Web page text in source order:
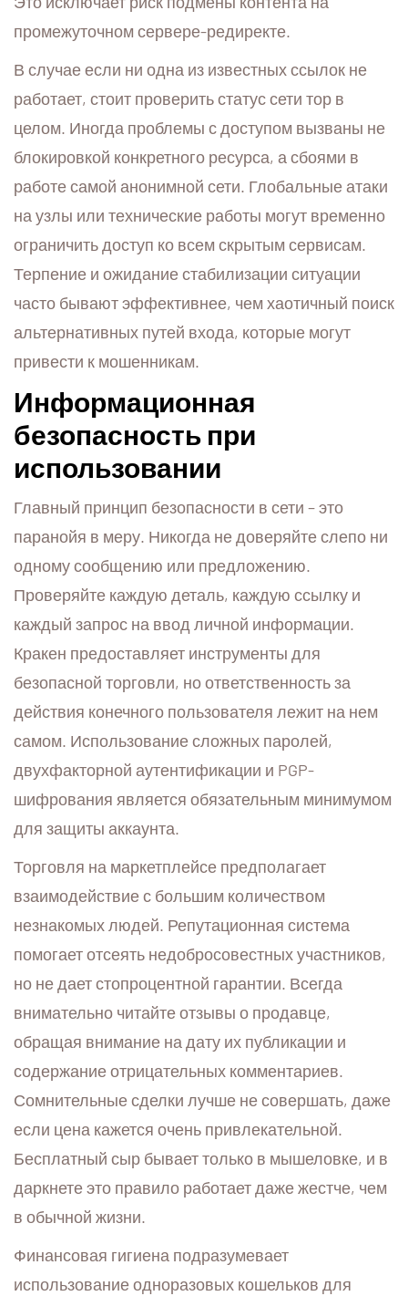
промежуточном сервере-редиректе.
В случае если ни одна из известных ссылок не
работает, стоит проверить статус сети тор в
целом. Иногда проблемы с доступом вызваны не
блокировкой конкретного ресурса, а сбоями в
работе самой анонимной сети. Глобальные атаки
на узлы или технические работы могут временно
ограничить доступ ко всем скрытым сервисам.
Терпение и ожидание стабилизации ситуации
часто бывают эффективнее, чем хаотичный поиск
альтернативных путей входа, которые могут
привести к мошенникам.
Информационная
безопасность при
использовании
Главный принцип безопасности в сети – это
паранойя в меру. Никогда не доверяйте слепо ни
одному сообщению или предложению.
Проверяйте каждую деталь, каждую ссылку и
каждый запрос на ввод личной информации.
Кракен предоставляет инструменты для
безопасной торговли, но ответственность за
действия конечного пользователя лежит на нем
самом. Использование сложных паролей,
двухфакторной аутентификации и PGP-
шифрования является обязательным минимумом
для защиты аккаунта.
Торговля на маркетплейсе предполагает
взаимодействие с большим количеством
незнакомых людей. Репутационная система
помогает отсеять недобросовестных участников,
но не дает стопроцентной гарантии. Всегда
внимательно читайте отзывы о продавце,
обращая внимание на дату их публикации и
содержание отрицательных комментариев.
Сомнительные сделки лучше не совершать, даже
если цена кажется очень привлекательной.
Бесплатный сыр бывает только в мышеловке, и в
даркнете это правило работает даже жестче, чем
в обычной жизни.
Финансовая гигиена подразумевает
использование одноразовых кошельков для